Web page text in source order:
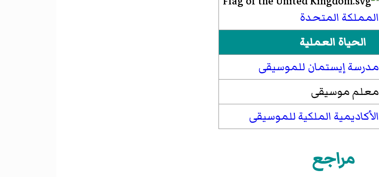
المملكة المتحدة
الحياة العملية
مدرسة إيستمان للموسيقى
معلم موسيقى
الأكاديمية الملكية للموسيقى
مراجع